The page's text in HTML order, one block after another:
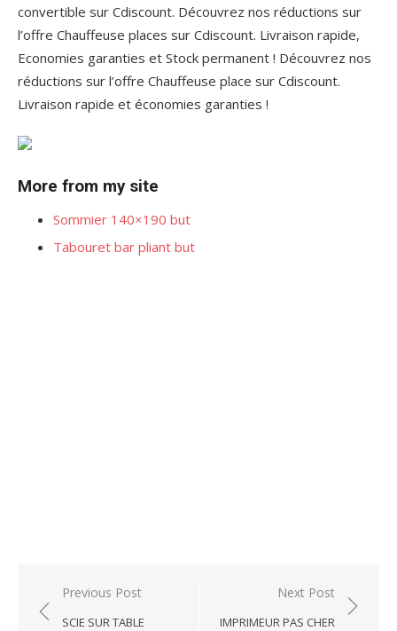
convertible sur Cdiscount. Découvrez nos réductions sur
l’offre Chauffeuse places sur Cdiscount. Livraison rapide,
Economies garanties et Stock permanent ! Découvrez nos
réductions sur l’offre Chauffeuse place sur Cdiscount.
Livraison rapide et économies garanties !
More from my site
Sommier 140×190 but
Tabouret bar pliant but
Post
navigation
Previous Post
SCIE SUR TABLE
Next Post
IMPRIMEUR PAS CHER